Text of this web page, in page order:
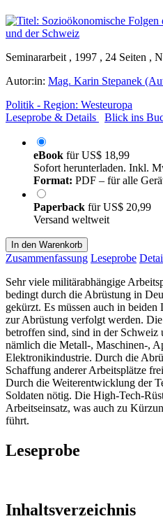
Seminararbeit , 1997 , 24 Seiten ,
Autor:in: Mag. Karin Stepanek
Politik - Region: Westeuropa
Leseprobe & Details
Blick ins
eBook fürUS$ 18,99
Sofort herunterladen. Inkl.
Format: PDF – für alle
Paperback fürUS$ 20,99
Versand weltweit
In den Warenkorb
Zusammenfassung Leseprobe
Sehr viele militärabhängige
bedingt durch die Abrüstung in
gekürzt. Es müssen auch in
zur Abrüstung verfolgt werden.
betroffen sind, sind in der Schweiz
nämlich die Metall-, Maschinen-,
Elektronikindustrie. Durch die
Schaffung anderer Arbeitsplätze
Durch die Weiterentwicklung der
Soldaten nötig. Die High-Tech-
Arbeitseinsatz, was auch zu
führt.
Leseprobe
Inhaltsverzeichnis